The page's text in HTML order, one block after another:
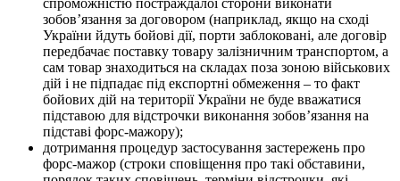
спроможністю постраждалої сторони виконати
зобов’язання за договором (наприклад, якщо на сході
України йдуть бойові дії, порти заблоковані, але договір
передбачає поставку товару залізничним транспортом, а
сам товар знаходиться на складах поза зоною військових
дій і не підпадає під експортні обмеження – то факт
бойових дій на території України не буде вважатися
підставою для відстрочки виконання зобов’язання на
підставі форс-мажору);
дотримання процедур застосування застережень про
форс-мажор (строки сповіщення про такі обставини,